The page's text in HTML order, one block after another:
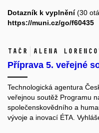
Dotazník k vyplnění(30
https://muni.cz/go/f60435
TAČR Alena
Příprava 5. veřejné
Technologická agentura
veřejnou soutěž Programu
společenskovědního a
vývoje a inovací ÉTA.